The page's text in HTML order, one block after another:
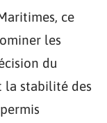
ce
les
du
la stabilité des